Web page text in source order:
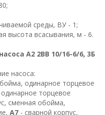
среды, ВУ - 1;
высота всасывания, м - 6.
А2 2ВВ 10/16-6/6, 3Б
насоса:
одинарное торцевое
торцевое
сменная обойма,
А7 - сварной корпус,